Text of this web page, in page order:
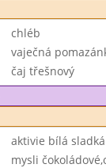
chléb
vaječná
čaj třešnový
aktivie bílá sladká
mysli